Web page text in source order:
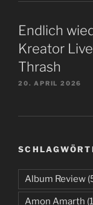
Endlich
Kreator
Thrash
20. APRIL 2026
Album Review
Amon Amarth